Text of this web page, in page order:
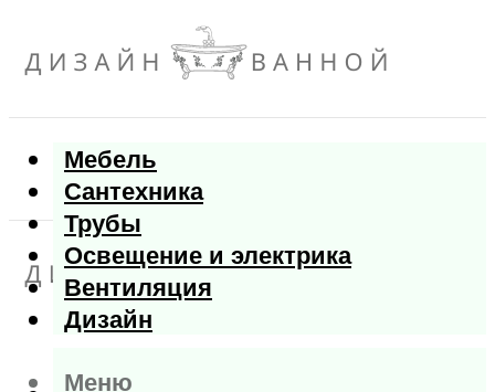
Мебель
Сантехника
Трубы
Освещение и электрика
Вентиляция
Дизайн
Меню